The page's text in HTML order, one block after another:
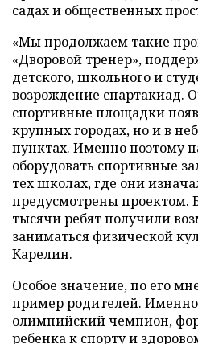
садах и общественных
«Мы продолжаем такие
«Дворовой тренер»,
детского, школьного и
возрождение спартакиад.
спортивные площадки
крупных городах, но и в
пунктах. Именно поэтому
оборудовать спортивные
тех школах, где они
предусмотрены проектом.
тысячи ребят получили
заниматься физической
Карелин.
Особое значение, по его
пример родителей. Именно
олимпийский чемпион,
ребенка к спорту и